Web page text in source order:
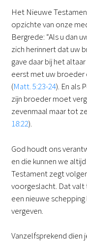
Het Nieuwe
opzichte van onze
Bergrede: “Als u dan
zich herinnert dat uw
gave daar bij het
eerst met uw broeder
(Matt. 5:23-24). En als
zijn broeder moet
zevenmaal maar tot
18:22).
God houdt ons
en die kunnen we
Testament zegt
voorgeslacht. Dat valt
een nieuwe
vergeven.
Vanzelfsprekend dien